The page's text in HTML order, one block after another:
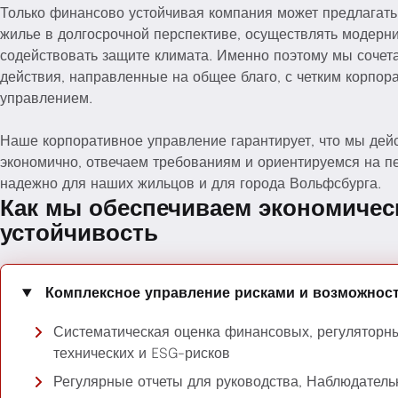
досуговые и образовательные программы для семей,
региональное сотрудничество, например, с
организациями, фондами и образовательными
Финансовая поддержка социальных и культурных
работа фонда NEULAND,
кооперативы, способствующие интеграции,
занятости и участию в жизни общества,
консультационные центры и аренда коммерческих
общественных организаций.
Диалоги между молодыми и пожилыми,
участие в жизни общества социально незащищенных
интеграции и толерантности,
Центральные проекты фонда NEULAND
Сердце+Ухо - против одиночества в пожилом
справедливое вознаграждение на основе
совместное принятие решений через
комитеты,
здоровье и безопасность на рабочем месте,
для компаний на северо-востоке Нижней Саксонии.
Непрерывное обучение и повышение квалификации,
тренером IHK Lüneburg Wolfsburg
Только финансово устойчивая компания может
жилье в долгосрочной перспективе, осуществлять
содействовать защите климата. Именно поэтому мы
действия, направленные на общее благо, с четким
управлением.
Наше корпоративное управление гарантирует, что мы
экономично, отвечаем требованиям и ориентируемся на
надежно для наших жильцов и для города Вольфсбурга.
Как мы обеспечиваем
устойчивость
Комплексное управление рисками и
Систематическая оценка финансовых,
технических и ESG-рисков
Регулярные отчеты для руководства,